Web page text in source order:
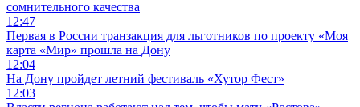
сомнительного качества
12:47
Первая в России транзакция для льготников по проекту «Моя
карта «Мир» прошла на Дону
12:04
На Дону пройдет летний фестиваль «Хутор Фест»
12:03